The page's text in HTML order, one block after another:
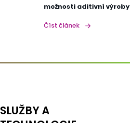
možnosti aditivní výroby
Číst článek
SLUŽBY A